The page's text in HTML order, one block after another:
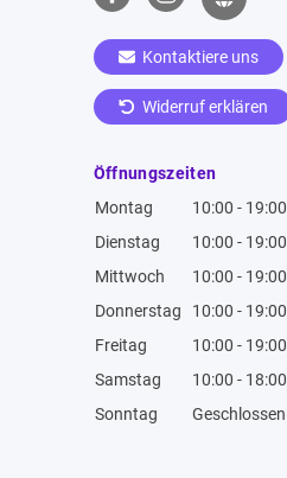
Kontaktiere uns
Widerruf erklären
Öffnungszeiten
Montag
10:00 - 19:00
Dienstag
10:00 - 19:00
Mittwoch
10:00 - 19:00
Donnerstag
10:00 - 19:00
Freitag
10:00 - 19:00
Samstag
10:00 - 18:00
Sonntag
Geschlossen